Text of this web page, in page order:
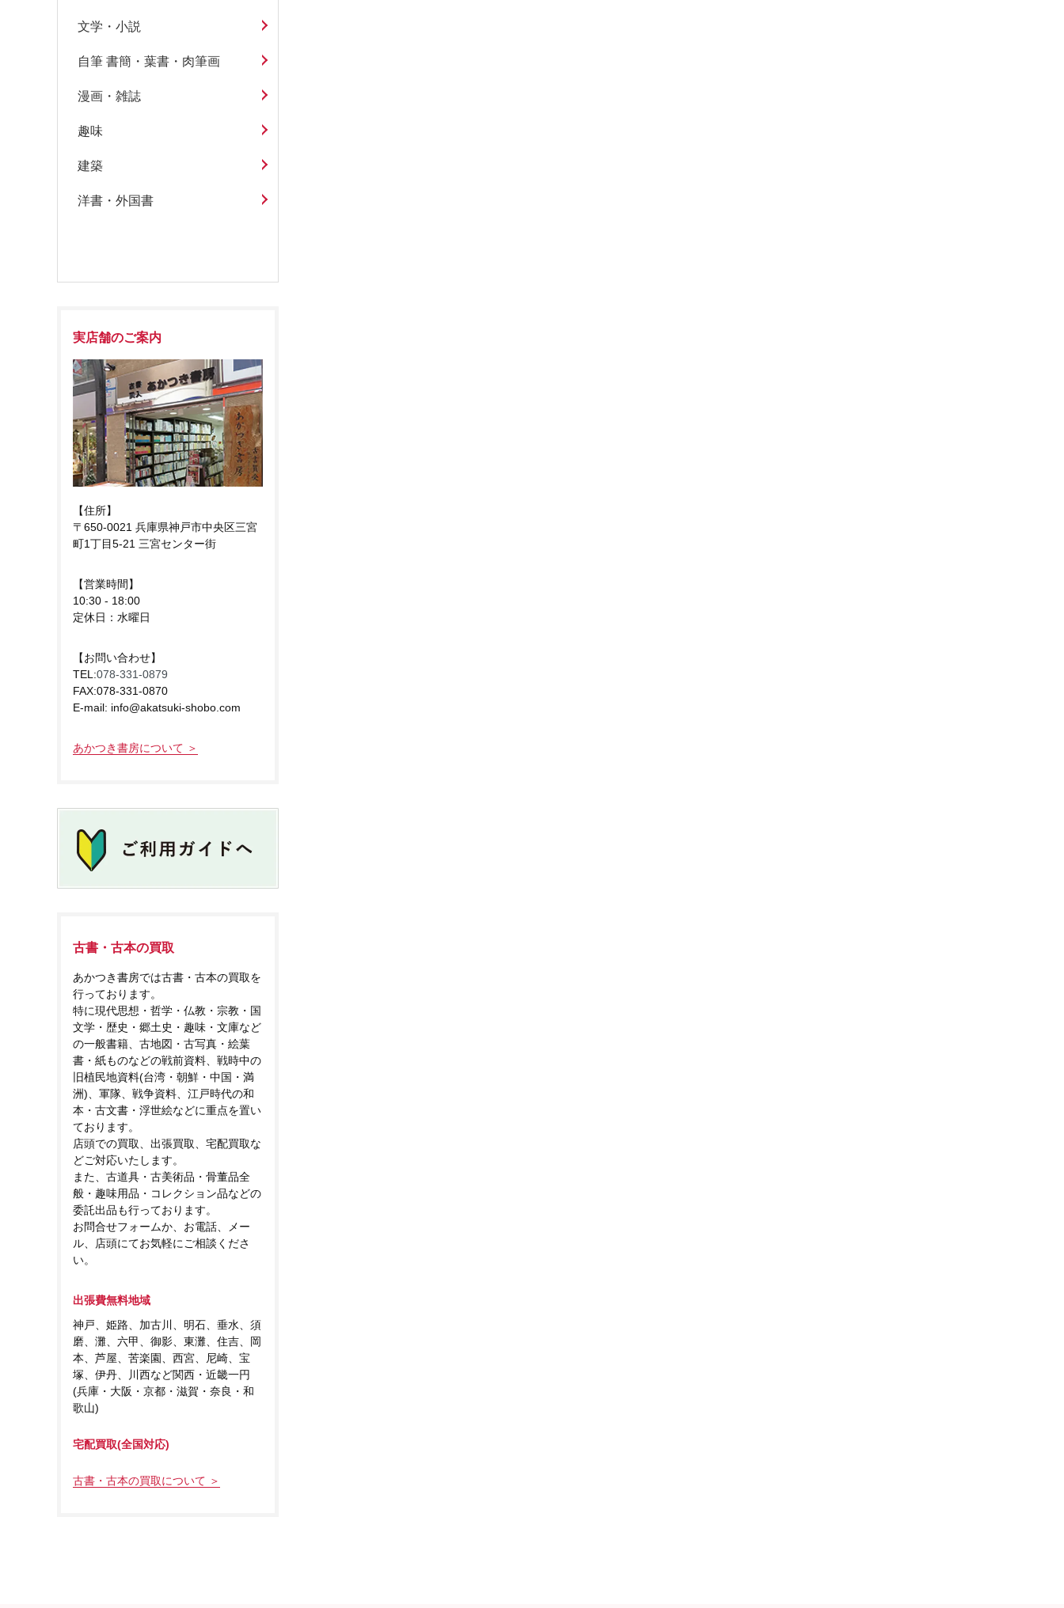
文学・小説
自筆 書簡・葉書・肉筆画
漫画・雑誌
趣味
建築
洋書・外国書
実店舗のご案内
【住所】
〒650-0021 兵庫県神戸市中央区三宮
町1丁目5-21 三宮センター街
【営業時間】
10:30 - 18:00
定休日：水曜日
【お問い合わせ】
TEL:078-331-0879
FAX:078-331-0870
E-mail: info@akatsuki-shobo.com
あかつき書房について ＞
古書・古本の買取
あかつき書房では古書・古本の買取を
行っております。
特に現代思想・哲学・仏教・宗教・国
文学・歴史・郷土史・趣味・文庫など
の一般書籍、古地図・古写真・絵葉
書・紙ものなどの戦前資料、戦時中の
旧植民地資料(台湾・朝鮮・中国・満
洲)、軍隊、戦争資料、江戸時代の和
本・古文書・浮世絵などに重点を置い
ております。
店頭での買取、出張買取、宅配買取な
どご対応いたします。
また、古道具・古美術品・骨董品全
般・趣味用品・コレクション品などの
委託出品も行っております。
お問合せフォームか、お電話、メー
ル、店頭にてお気軽にご相談くださ
い。
出張費無料地域
神戸、姫路、加古川、明石、垂水、須
磨、灘、六甲、御影、東灘、住吉、岡
本、芦屋、苦楽園、西宮、尼崎、宝
塚、伊丹、川西など関西・近畿一円
(兵庫・大阪・京都・滋賀・奈良・和
歌山)
宅配買取(全国対応)
古書・古本の買取について ＞